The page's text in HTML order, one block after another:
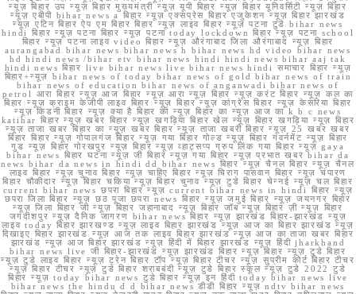
न्यूज़ बिहार उप न्यूज़ बिहार मुख्यमंत्री न्यूज़ यूपी बिहार न्यूज़ बिहार यूनिवर्सिटी न्यूज़ बिहार
न्यूज़ एबीपी bihar news a बिहार न्यूज़ एक्सप्रेस बिहार एजुकेशन न्यूज़ बिहार झारखंड
न्यूज़ एटिन बिहार ऐप एम बिहार बिहार न्यूज़ लाइव बिहार न्यूज़ पटना टुडे bihar news
hindi बिहार न्यूज़ पटना बिहार न्यूज़ पटना today lockdown बिहार न्यूज़ पटना school
बिहार न्यूज़ पटना लाइव video बिहार न्यूज़ औरंगाबाद जिला औरंगाबाद न्यूज़ बिहार
aurangabad bihar news bihar news h bihar news hd video bihar news
hd hindi news /bihar etv bihar news hindi hindi news bihar aaj tak
hindi news बिहार live bihar news live bihar news hindi समाचार बिहार न्यूज़
बिहार+न्यूज़ bihar news of today bihar news of gold bihar news of train
bihar news of education bihar news of anganwadi bihar news of
petrol आरा बिहार न्यूज़ आज बिहार न्यूज़ आरा न्यूज़ बिहार न्यूज़ करंट बिहार न्यूज़ कल का
बिहार न्यूज़ क्राइम केजीपी लाइव बिहार न्यूज़ बिहार न्यूज़ कांग्रेस बिहार न्यूज़ केसरिया बिहार
न्यूज़ किडनी बिहार न्यूज़ क्या है बिहार की न्यूज़ बिहार का न्यूज़ आज का k b c news
katihar बिहार न्यूज़ खबर बिहार न्यूज़ खगड़िया बिहार खेल न्यूज़ बिहार खगड़िया न्यूज़ बिहार
न्यूज़ ताजा खबर बिहार का न्यूज़ खबर बिहार न्यूज़ ताजा खबरी बिहार न्यूज़ 25 खबर खबर
बिहार बिहार न्यूज़ गोपालगंज बिहार न्यूज़ गया बिहार गोल्ड न्यूज़ बिहार गवर्नमेंट न्यूज़ बिहार
गुड न्यूज़ बिहार गोरखपुर न्यूज़ बिहार न्यूज़ व्हाट्सप्प ग्रुप लिंक गया बिहार न्यूज़ gaya
bihar news बिहार घटना न्यूज़ जी बिहार न्यूज़ गया बिहार न्यूज़ प्रभात खबर bihar da
news bihar da news in hindi dd bihar news बिहार न्यूज़ चैनल बिहार न्यूज़ चैनल
लाइव बिहार न्यूज़ चुनाव बिहार न्यूज़ चाहिए बिहार न्यूज़ चिराग पासवान बिहार न्यूज़ चंपारण
बिहार चौकीदार न्यूज़ बिहार चकिया न्यूज़ बिहार चुनाव न्यूज़ टुडे बिहार चेन्नई न्यूज़ चल बिहार
current bihar news छपरा बिहार न्यूज़ current bihar news in hindi बिहार न्यूज़
छपरा जिला बिहार न्यूज़ छठ पूजा छपरा news बिहार न्यूज़ जमुई बिहार न्यूज़ जयनगर बिहार
न्यूज़ जिला बिहार जी न्यूज़ बिहार जहानाबाद न्यूज़ बिहार जॉब न्यूज़ बिहार ज़ी न्यूज़ बिहार
जगदीशपुर न्यूज़ दैनिक जागरण bihar news बिहार न्यूज़ झारखंड बिहार-झारखंड न्यूज़
लाइव today बिहार झारखण्ड न्यूज़ लाइव बिहार झारखंड न्यूज़ आज का बिहार झारखंड न्यूज़
दिखाइए बिहार झारखंड न्यूज़ आज तक लाइव बिहार झारखंड न्यूज़ आज का ताजा खबर बिहार
झारखंड न्यूज़ आज बिहार झारखंड न्यूज़ हिंदी में बिहार झारखंड न्यूज़ हिंदी jharkhand
bihar news live जी बिहार-झारखंड न्यूज़ झारखंड बिहार न्यूज़ बिहार न्यूज़ टुडे बिहार
न्यूज़ टुडे लाइव बिहार न्यूज़ ट्रेन बिहार टॉप न्यूज़ बिहार टीचर न्यूज़ सुप्रीम कोर्ट बिहार टीचर
न्यूज़ बिहार टीचर न्यूज़ टुडे बिहार शराबबंदी न्यूज़ टुडे बिहार स्कूल न्यूज़ टुडे 2022 टुडे
बिहार न्यूज़ today bihar news टुडे बिहार न्यूज़ इन हिंदी today bihar news live
bihar news the hindu d d bihar news डीडी बिहार न्यूज़ ndtv bihar news